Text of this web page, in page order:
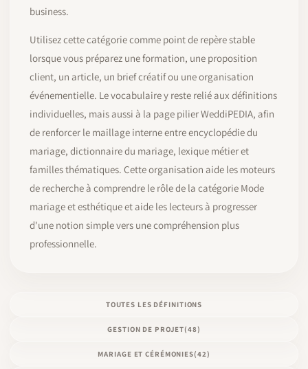
business.
Utilisez cette catégorie comme point de repère stable
lorsque vous préparez une formation, une proposition
client, un article, un brief créatif ou une organisation
événementielle. Le vocabulaire y reste relié aux définitions
individuelles, mais aussi à la page pilier WeddiPEDIA, afin
de renforcer le maillage interne entre encyclopédie du
mariage, dictionnaire du mariage, lexique métier et
familles thématiques. Cette organisation aide les moteurs
de recherche à comprendre le rôle de la catégorie Mode
mariage et esthétique et aide les lecteurs à progresser
d'une notion simple vers une compréhension plus
professionnelle.
TOUTES LES DÉFINITIONS
GESTION DE PROJET(48)
MARIAGE ET CÉRÉMONIES(42)